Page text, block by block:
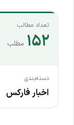
تعداد مطالب
۱۵۲ مطلب
دسته‌بندی
اخبار فارکس